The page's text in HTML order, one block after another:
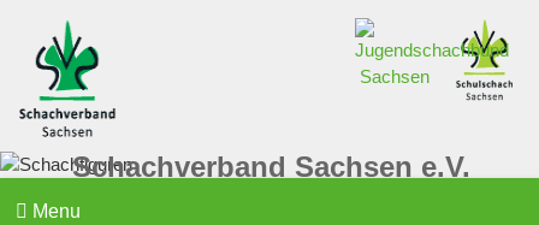
Schachverband Sachsen e.V.
Menu